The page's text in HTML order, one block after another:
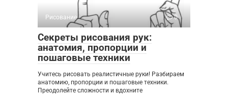
Рисование 0
Секреты рисования рук:
анатомия, пропорции и
пошаговые техники
Учитесь рисовать реалистичные руки! Разбираем
анатомию, пропорции и пошаговые техники.
Преодолейте сложности и вдохните